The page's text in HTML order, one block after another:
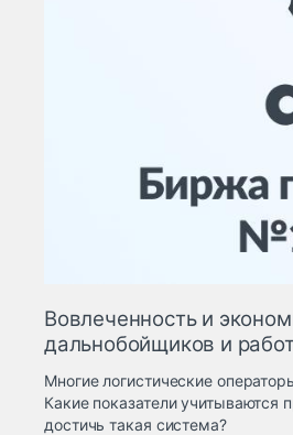
Вовлеченность и
дальнобойщиков и
Многие логистические
Какие показатели учитываются
достичь такая система?